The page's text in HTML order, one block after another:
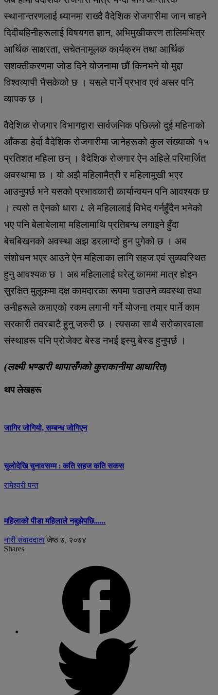
स्थानान्तरणलाई ध्यानमा राख्दै वैदेशिक रोजगारीमा जान चाहने
दिदीबहिनीहरूलाई विषयगत ज्ञान, अभिमुखीकरण तालिमभित्र
आर्थिक साक्षरता, सचेतनामूलक कार्यक्रम तथा आर्थिक
सशक्तीकरणमा जोड दिने योजनामा छौं किनभने यो मुद्दा
विश्वव्यापी भैसकेको छ । यसले पार्ने प्रभाव एवं असर पनि
व्यापक छ ।
वैदेशिक रोजगार विभागद्वारा सार्वजनिक पछिल्लो दुई महिनाको
आँकडा हेर्दा वैदेशिक रोजगारीमा जानेहरूको कुल संख्याको १५
प्रतिशत महिला छन् । वैदेशिक रोजगार ऐन अहिले परिमार्जित
अवस्थामा छ । यो अझै महिलामैत्री र महिलामुखी भएर
आउनुपर्छ भने यसको प्रभावकारी कार्यान्वयन पनि आवश्यक छ
। त्यसो त ऐनको धारा ८ ले महिलालाई विभेद गर्नहुँदैन भनेको
भए पनि बेलाबेलामा महिलामाथि प्रतिबन्ध लगाइने हुँदा
बेचबिखनको अवस्था अझ डरलाग्दो हुन पुगेको छ । अब
संशोधन भएर आउने ऐन महिलाका लागि सहज एवं सुव्यवस्थित
हुनु आवश्यक छ । अब महिलालाई घरेलु काममा मात्र होइन
सुरक्षित मुलुकमा दक्ष कामदारका रूपमा पठाउने व्यवस्था तथा
उनीहरूले कमाएको रकम लगानी गर्ने योजना तयार पार्ने काम
सरकारी तवरबाटै हुनु जरुरी छ । त्यसका साथै सरोकारवाला
संस्थाहरू पनि प्रोजेक्ट बेस्ड नभई इस्यु बेस्ड हुनुपर्छ ।
(लक्ष्मी भण्डारी थापासँगको कुराकानीमा आधारित)
थप लेखहरू
जागिर जोगियो, सम्बन्ध जोगिएन
चुलोदेखि चुनावसम्म : कति सहज कति सकस
रामेश्वरी पन्त
महिलाको पीडा महिलाले नबुझेपछि......
नारी संवाददाता जेष्ठ ७, २०७४
Shares